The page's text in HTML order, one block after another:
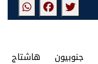
هاشتاج